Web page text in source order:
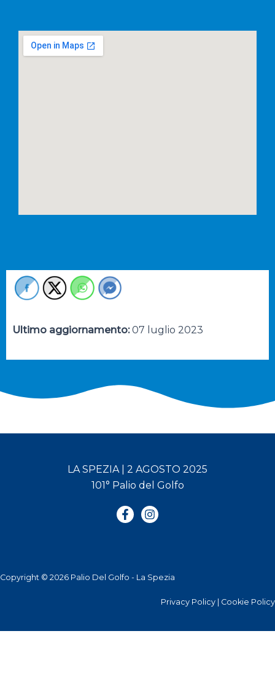
Ultimo aggiornamento:07 luglio 2023
LA SPEZIA | 2 AGOSTO 2025
101° Palio del Golfo
Copyright © 2026 Palio Del Golfo - La Spezia
Privacy Policy Cookie Policy